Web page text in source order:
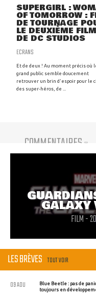
SUPERGIRL :
OF TOMORROW :
DE TOURNAGE
LE DEUXIÈME FILM
DE DC STUDIOS
ECRANS
Et de deux ! Au moment précis où
grand public semble doucement
retrouver un brin d'espoir pour le
des super-héros, de ...
COMMENTAIRES (0)
GALAXY
FILM -
LES BRÈVES TOUT VOIR
Blue Beetle : pas de
toujours en
09 AOU